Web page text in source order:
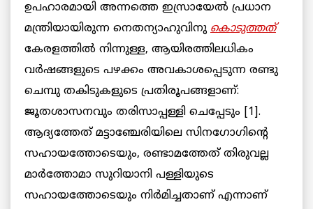
ഉപഹാരമായി അന്നത്തെ ഇസ്രായേൽ പ്രധാന
മന്ത്രിയായിരുന്ന നെതന്യാഹുവിനു കൊടുത്തത്
കേരളത്തിൽ നിന്നുള്ള, ആയിരത്തിലധികം
വർഷങ്ങളുടെ പഴക്കം അവകാശപ്പെടുന്ന രണ്ടു
ചെമ്പു തകിടുകളുടെ പ്രതിരൂപങ്ങളാണ്:
ജൂതശാസനവും തരിസാപ്പള്ളി ചെപ്പേടും [1].
ആദ്യത്തേത് മട്ടാഞ്ചേരിയിലെ സിനഗോഗിന്റെ
സഹായത്തോടെയും, രണ്ടാമത്തേത് തിരുവല്ല
മാർത്തോമാ സുറിയാനി പള്ളിയുടെ
സഹായത്തോടെയും നിർമിച്ചതാണ് എന്നാണ്